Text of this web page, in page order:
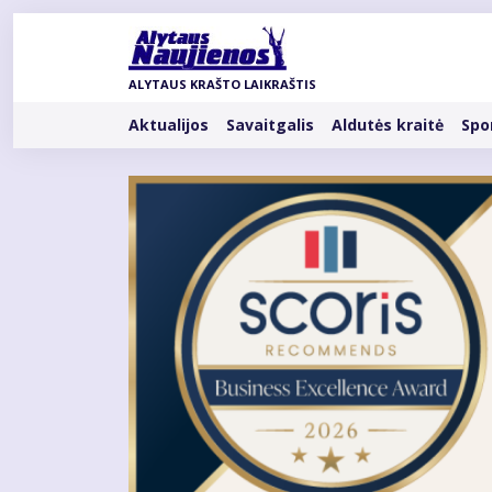
Pereiti
ALYTAUS KRAŠTO LAIKRAŠTIS
Rubrikos
Aktualijos Savaitgalis Aldutės kraitė